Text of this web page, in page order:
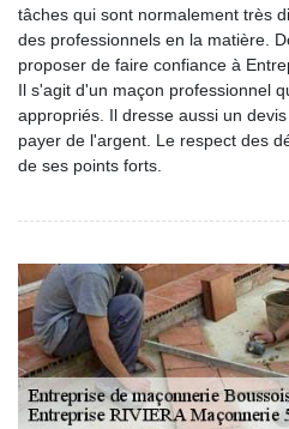
tâches qui sont normalement très
des professionnels en la matière.
proposer de faire confiance à
Il s'agit d'un maçon professionnel
appropriés. Il dresse aussi un
payer de l'argent. Le respect des
de ses points forts.